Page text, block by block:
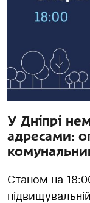
У Дніпрі
адресами:
Станом на